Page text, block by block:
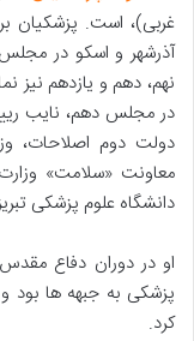
غربی)، است. پزشکیان
آذرشهر و اسکو در
نهم، دهم و یازدهم نیز
در مجلس دهم، نایب
دولت دوم اصلاحات،
معاونت «سلامت»
دانشگاه علوم پزشکی
او در دوران دفاع
پزشکی به جبهه ها
کرد.